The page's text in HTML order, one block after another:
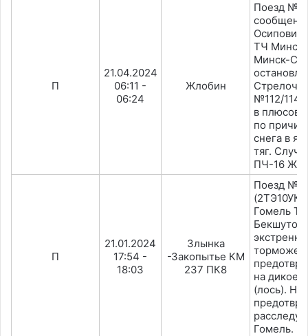
П
21.04.2024
06:11 -
06:24
Жлобин
Поезд
ТЧ
Минск-
№112/114
в
по
снега в
тяг.
ПЧ-16
П
21.01.2024
17:54 -
18:03
Злынка
-Закопытье КМ
237 ПК8
Поезд
(2ТЭ10УК-
Гомель
на дикое
(лось).
Гомель.